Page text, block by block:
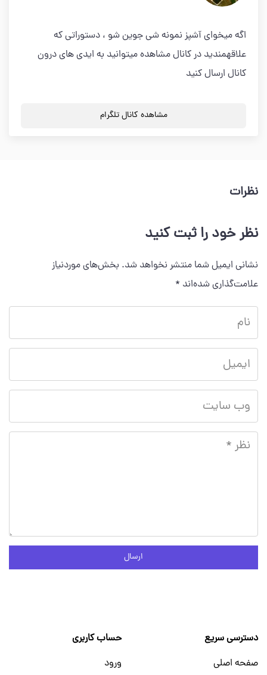
اگه میخوای آشپز نمونه شی جوین شو ، دستوراتی که
علاقهمندید در کانال مشاهده میتوانید به ایدی های درون
کانال ارسال کنید
مشاهده کانال تلگرام
نظرات
نظر خود را ثبت کنید
نشانی ایمیل شما منتشر نخواهد شد. بخش‌های موردنیاز
علامت‌گذاری شده‌اند *
ارسال
دسترسی سریع
صفحه اصلی
حساب کاربری
ورود